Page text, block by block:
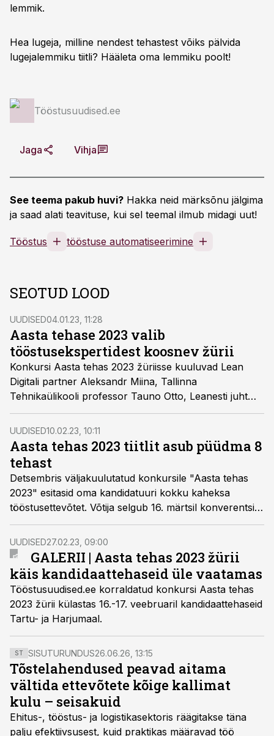
lemmik.
Hea lugeja, milline nendest tehastest võiks pälvida
lugejalemmiku tiitli? Hääleta oma lemmiku poolt!
Tööstusuudised.ee
Jaga Vihja
See teema pakub huvi? Hakka neid märksõnu jälgima
ja saad alati teavituse, kui sel teemal ilmub midagi uut!
Tööstus tööstuse automatiseerimine
SEOTUD LOOD
UUDISED04.01.23, 11:28
Aasta tehase 2023 valib
tööstusekspertidest koosnev žürii
Konkursi Aasta tehas 2023 žüriisse kuuluvad Lean
Digitali partner Aleksandr Miina, Tallinna
Tehnikaülikooli professor Tauno Otto, Leanesti juht
Marko Saviauk ja Saksa Automaatika juht Ats Alupere.
Aasta tehas 2023 selgub 16. märtsil konverentsil ja
messil Tark tööstus 2023.
UUDISED10.02.23, 10:11
Aasta tehas 2023 tiitlit asub püüdma 8
tehast
Detsembris väljakuulutatud konkursile "Aasta tehas
2023" esitasid oma kandidatuuri kokku kaheksa
tööstusettevõtet. Võtija selgub 16. märtsil konverentsi
ja messi "Tark tööstus 2023" õhtusel üritusel.
UUDISED27.02.23, 09:00
GALERII | Aasta tehas 2023 žürii
käis kandidaattehaseid üle vaatamas
Tööstusuudised.ee korraldatud konkursi Aasta tehas
2023 žürii külastas 16.-17. veebruaril kandidaattehaseid
Tartu- ja Harjumaal.
ST SISUTURUNDUS26.06.26, 13:15
Tõstelahendused peavad aitama
vältida ettevõtete kõige kallimat
kulu – seisakuid
Ehitus-, tööstus- ja logistikasektoris räägitakse täna
palju efektiivsusest, kuid praktikas määravad töö